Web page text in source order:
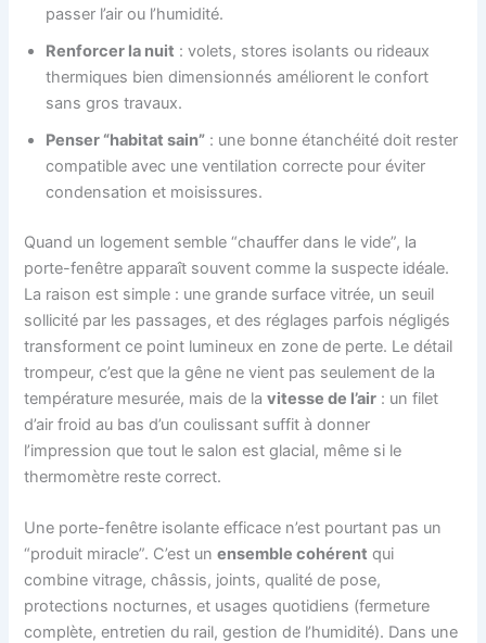
passer l’air ou l’humidité.
Renforcer la nuit : volets, stores isolants ou rideaux
thermiques bien dimensionnés améliorent le confort
sans gros travaux.
Penser “habitat sain” : une bonne étanchéité doit rester
compatible avec une ventilation correcte pour éviter
condensation et moisissures.
Quand un logement semble “chauffer dans le vide”, la
porte-fenêtre apparaît souvent comme la suspecte idéale.
La raison est simple : une grande surface vitrée, un seuil
sollicité par les passages, et des réglages parfois négligés
transforment ce point lumineux en zone de perte. Le détail
trompeur, c’est que la gêne ne vient pas seulement de la
température mesurée, mais de lavitesse de l’air : un filet
d’air froid au bas d’un coulissant suffit à donner
l’impression que tout le salon est glacial, même si le
thermomètre reste correct.
Une porte-fenêtre isolante efficace n’est pourtant pas un
“produit miracle”. C’est unensemble cohérent qui
combine vitrage, châssis, joints, qualité de pose,
protections nocturnes, et usages quotidiens (fermeture
complète, entretien du rail, gestion de l’humidité). Dans une